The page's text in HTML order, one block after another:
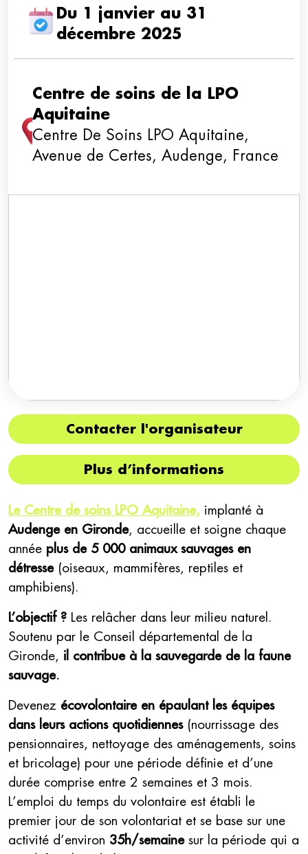
Le Centre de soins LPO Aquitaine, implanté à
Audenge en Gironde, accueille et soigne chaque
année plus de 5 000 animaux sauvages en
détresse(oiseaux, mammifères, reptiles et
amphibiens).
L’objectif ? Les relâcher dans leur milieu naturel.
Soutenu par le Conseil départemental de la
Gironde, il contribue à la sauvegarde de la faune
sauvage.
Devenez écovolontaire en épaulant les équipes
dans leurs actions quotidiennes(nourrissage des
pensionnaires, nettoyage des aménagements, soins
et bricolage) pour une période définie et d’une
durée comprise entre 2 semaines et 3 mois.
L’emploi du temps du volontaire est établi le
premier jour de son volontariat et se base sur une
activité d’environ 35h/semainesur la période qui a
Du 1 janvier au 31
décembre 2025
Centre de soins de la LPO
Aquitaine
Centre De Soins LPO Aquitaine,
Avenue de Certes, Audenge, France
Contacter l'organisateur
Plus d’informations